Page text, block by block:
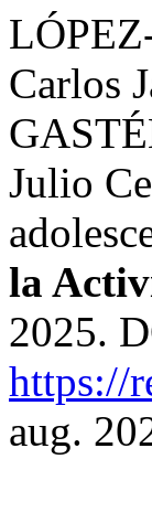
Carlos
Julio
la
2025.
https://
aug.